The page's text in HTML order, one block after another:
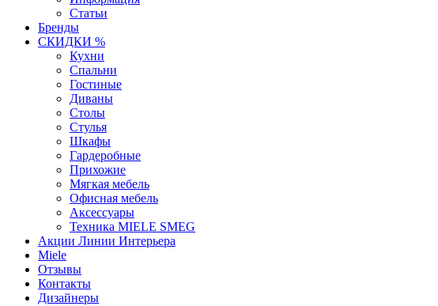
Статьи
Бренды
СКИДКИ %
Кухни
Спальни
Гостиные
Диваны
Столы
Стулья
Шкафы
Гардеробные
Прихожие
Мягкая мебель
Офисная мебель
Аксессуары
Техника MIELE SMEG
Акции Линии Интерьера
Miele
Отзывы
Контакты
Дизайнеры